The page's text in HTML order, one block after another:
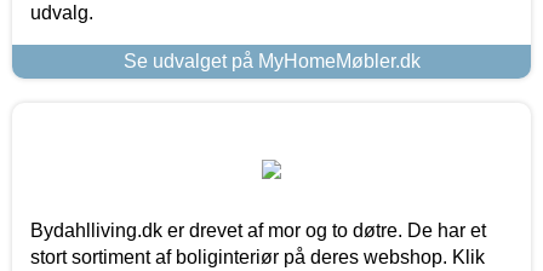
udvalg.
Se udvalget på MyHomeMøbler.dk
Bydahlliving.dk er drevet af mor og to døtre. De har et
stort sortiment af boliginteriør på deres webshop. Klik